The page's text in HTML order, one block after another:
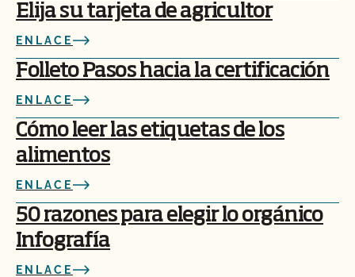
Elija su tarjeta de agricultor
ENLACE
Folleto Pasos hacia la certificación
ENLACE
Cómo leer las etiquetas de los
alimentos
ENLACE
50 razones para elegir lo orgánico
Infografía
ENLACE